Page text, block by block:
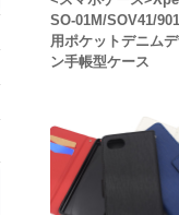
SO-01M/SOV41/
用ポケットデニム
ン手帳型ケース